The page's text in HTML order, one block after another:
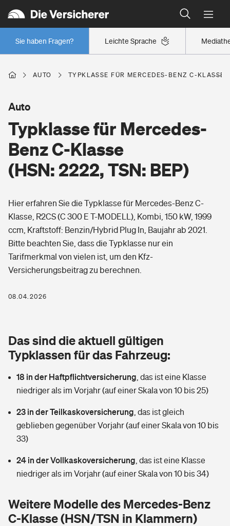
Leichte Sprache
Sie haben Fragen?
Wer versichert was: Jetzt Versicherer finden
Regionalklassen: So ist Ihre Region eingestuft
Wer versichert was: Jetzt Versicherer finden
Berufsunfähigkeitsversicherung
Arbeitsrechtsschutz
Berufshaftpflichtversicherung
Zur Übersicht
Rentenrechner: Wie viel Geld bekomme ich im Alter?
Wer versichert was: Jetzt Versicherer finden
Sie haben Fragen?
Wohnen
Wohngebäudeversicherung
Hausratversicherung
Elementarversicherung
Photovoltaik
Vermieterrrechtsschutz
Mietkautionsversicherung
Restkreditversicherung
Zur Übersicht
Wer versichert was: Jetzt Versicherer finden
Pri­vate Haft­pflicht­
Rechts­schutz­ver­si­che­rung
Fahrradversicherung
Unfallversicherung
Kinderinvalidität
Reiseversicherung
Handyversicherung
Musikinstrumentenversicherung
Gesundheit
Private Krankenversicherung
Tierkrankenversicherung
Wer versichert was: Jetzt Versicherer finden
Sie haben Fragen?
AUTO TYPKLASSE FÜR MERCEDES-BENZ C-
Typklasse für Mercedes-
Benz C-Klasse
(HSN: 2222, TSN: BEP)
Auto
Hier erfahren Sie die Typklasse für Mercedes-Benz C-
Klasse, R2CS (C 300 E T-MODELL), Kombi, 150 kW, 1999
ccm, Kraftstoff: Benzin/Hybrid Plug In, Baujahr ab 2021.
Bitte beachten Sie, dass die Typklasse nur ein
Tarifmerkmal von vielen ist, um den Kfz-
Versicherungsbeitrag zu berechnen.
08.04.2026
Das sind die aktuell gültigen
Typklassen für das Fahrzeug:
18 in der Haftpflichtversicherung das ist eine Klasse
niedriger als im Vorjahr (auf einer Skala von 10 bis 25)
23 in der Teilkaskoversicherung das ist gleich
geblieben gegenüber Vorjahr (auf einer Skala von 10 bis
33)
24 in der Vollkaskoversicherung das ist eine Klasse
niedriger als im Vorjahr (auf einer Skala von 10 bis 34)
Weitere Modelle des Mercedes-Benz
C-Klasse (HSN/TSN in Klammern)